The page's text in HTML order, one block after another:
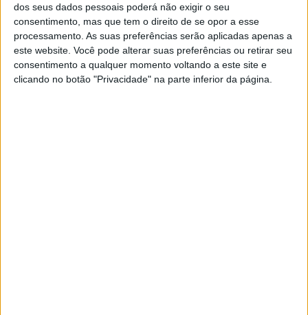
dos seus dados pessoais poderá não exigir o seu
consentimento, mas que tem o direito de se opor a esse
processamento. As suas preferências serão aplicadas apenas a
este website. Você pode alterar suas preferências ou retirar seu
consentimento a qualquer momento voltando a este site e
clicando no botão "Privacidade" na parte inferior da página.
Artigos relacionados
Parlamento Europeu lança novo Clube de
Eurodeputados Motociclistas